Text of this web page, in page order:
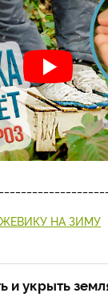
НА ЗИМУ
и укрыть